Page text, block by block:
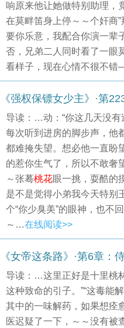
响原来他让她做特别助理，
在莫畔笛身上停～～个奸商”
要你乐意，我配合你演一辈
否，兄弟二人同时看了一眼
看样子，现在心情不很不
《强权保镖女少主》·第
导读：…动：“你这几天没有
每次听到进房的脚步声，他
都难掩失望。想必他一直盼
的惹你生气了，所以不敢奢
～张蓦桃花眼一挑，耍酷的
是不是觉得小弟我今天特别
个“你少臭美”的眼神，也不
～…在线阅读>>
《女帝这条路》·第6章：
导读：…这里正好是十里桃
这种致命的引子。”“这毒能
其中的一味解药，如果想痊
医迟疑了一下，～～没有被